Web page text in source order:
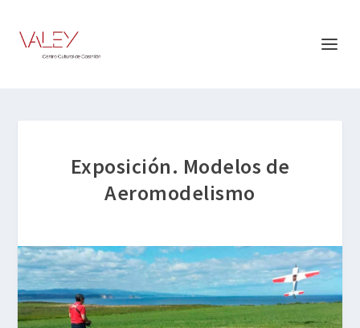
Exposición. Modelos de
Aeromodelismo